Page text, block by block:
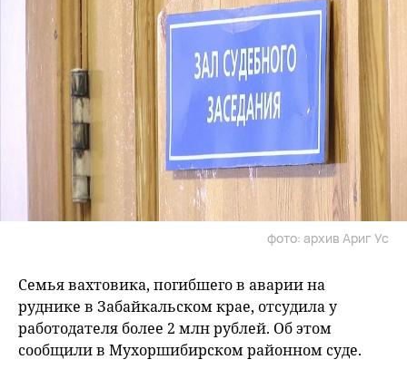
фото: архив Ариг Ус
Семья вахтовика, погибшего в аварии на
руднике в Забайкальском крае, отсудила у
работодателя более 2 млн рублей. Об этом
сообщили в Мухоршибирском районном суде.